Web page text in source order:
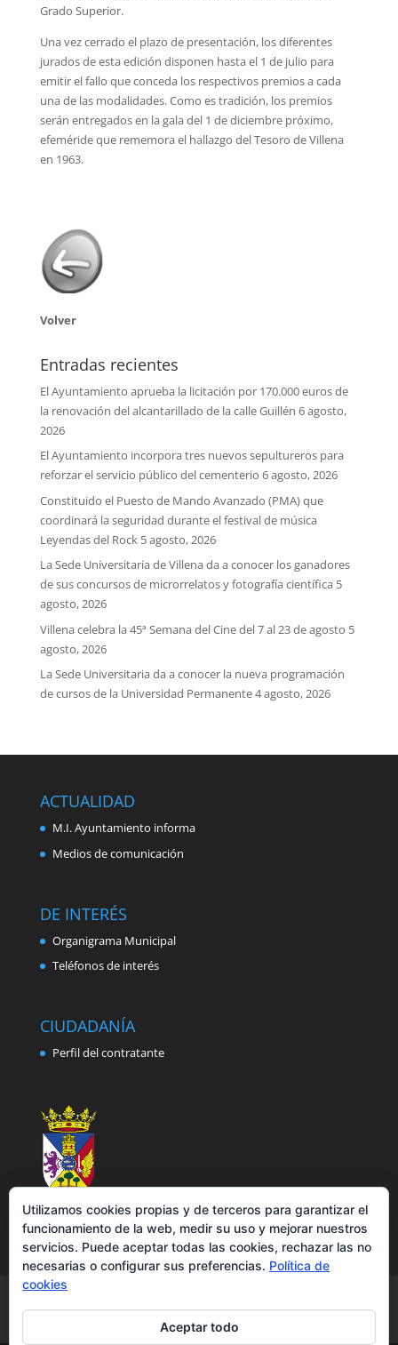
Grado Superior.
Una vez cerrado el plazo de presentación, los diferentes
jurados de esta edición disponen hasta el 1 de julio para
emitir el fallo que conceda los respectivos premios a cada
una de las modalidades. Como es tradición, los premios
serán entregados en la gala del 1 de diciembre próximo,
efeméride que rememora el hallazgo del Tesoro de Villena
en 1963.
Volver
Entradas recientes
El Ayuntamiento aprueba la licitación por 170.000 euros de
la renovación del alcantarillado de la calle Guillén 6 agosto,
2026
El Ayuntamiento incorpora tres nuevos sepultureros para
reforzar el servicio público del cementerio 6 agosto, 2026
Constituido el Puesto de Mando Avanzado (PMA) que
coordinará la seguridad durante el festival de música
Leyendas del Rock 5 agosto, 2026
La Sede Universitaria de Villena da a conocer los ganadores
de sus concursos de microrrelatos y fotografía científica 5
agosto, 2026
Villena celebra la 45ª Semana del Cine del 7 al 23 de agosto 5
agosto, 2026
La Sede Universitaria da a conocer la nueva programación
de cursos de la Universidad Permanente4 agosto, 2026
ACTUALIDAD
M.I. Ayuntamiento informa
Medios de comunicación
DE INTERÉS
Organigrama Municipal
Teléfonos de interés
CIUDADANÍA
Perfil del contratante
Política de cookies
Accesibilidad
Utilizamos cookies propias y de terceros para garantizar el
funcionamiento de la web, medir su uso y mejorar nuestros
servicios. Puede aceptar todas las cookies, rechazar las no
necesarias o configurar sus preferencias. Política de
cookies
Aceptar todo